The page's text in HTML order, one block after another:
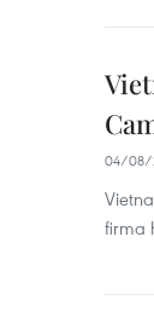
04/08/
firma